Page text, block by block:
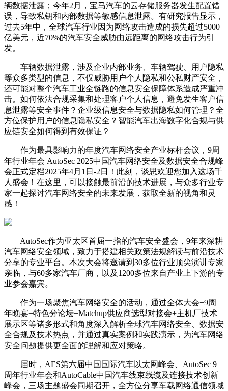
辆数据泄露；今年2月，宝马汽车的云存储服务器发生配置错
误，导致私钥和内部数据等敏感信息泄露。有研究报告显示，
过去5年中，全球汽车行业因为网络攻击造成的损失超过5000
亿美元，近70%的汽车安全威胁由远距离的网络攻击行为引
发。
车辆数据泄露，涉及企业内部业务、车辆驾驶、用户隐私
等众多类型的信息，不仅威胁用户个人隐私和公私财产安全，
还可能对整个汽车工业全链路的信息安全保障体系造成严重冲
击。如何依法合规采集和处理客户个人信息，避免发生客户信
息泄露等安全事件？企业级信息安全与数据隐私如何管理？全
方位保护用户的信息隐私安全？智能汽车出海数字化合规与供
应链安全如何得到有效保证？
作为最具影响力的年度汽车网络安全产业标杆会议，9周
年行业年会 AutoSec 2025中国汽车网络安全及数据安全合规峰
会正式定档2025年4月1日-2日！此刻，谈思欢迎您加入这场千
人盛会！在这里，可以接触最前沿的技术进展，与众多行业专
家一起探讨汽车网络安全的未来发展，获取全新的视角和灵
感！
AutoSec作为亚太区首屈一指的汽车安全盛会，9年来深耕
汽车网络安全领域，致力于搭建相关政策法规解读与前沿技术
分享的专业平台。本次大会将邀请到30多位行业顶尖演讲专家
亲临，与60多家汽车厂商，以及1200多位来自产业上下游的专
业参会嘉宾。
作为一场聚焦汽车网络安全的活动，通过全体大会+9周
年晚宴+特色分论坛+Matchup供应商选型对接会+主机厂技术
展示区等诸多形式和角度深入解析全球汽车网络安全、数据安
全合规及技术热点，并通过真实案例和实践演示，为汽车网络
安全问题提供更全面的理解和应对策略。
届时，AES第六届中国国际汽车以太网峰会、AutoSec 9
周年行业年会和AutoCable中国汽车线束线缆及连接技术创新
峰会，三场主题盛会同期召开，全方位分享车载网络通信领域